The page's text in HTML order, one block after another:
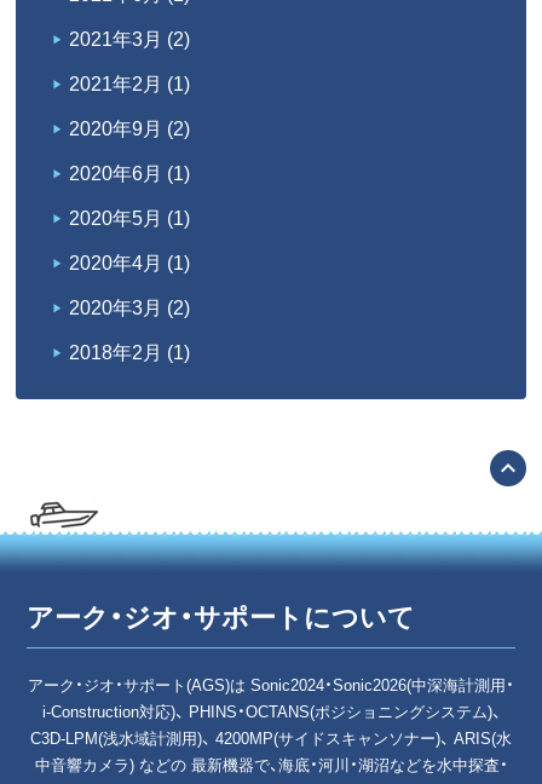
2021年3月 (2)
2021年2月 (1)
2020年9月 (2)
2020年6月 (1)
2020年5月 (1)
2020年4月 (1)
2020年3月 (2)
2018年2月 (1)
expand_less
アーク・ジオ・サポートについて
アーク・ジオ・サポート(AGS)は Sonic2024・Sonic2026(中深海計測用・
i-Construction対応)、 PHINS・OCTANS(ポジショニングシステム)、
C3D-LPM(浅水域計測用)、 4200MP(サイドスキャンソナー)、 ARIS(水
中音響カメラ) などの 最新機器で、海底・河川・湖沼などを水中探査・